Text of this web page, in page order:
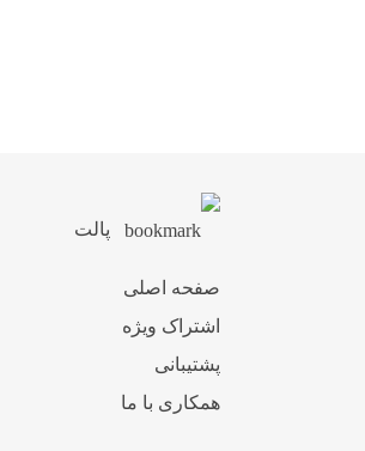
پالت
صفحه اصلی
اشتراک ویژه
پشتیبانی
همکاری با ما